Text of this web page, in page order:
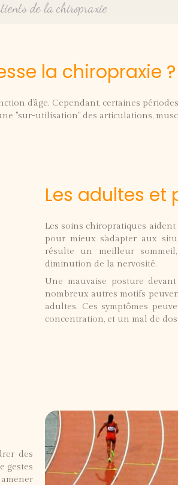
de la chiropraxie
la chiropraxie ?
d'âge. Cependant, certaines
"sur-utilisation" des articulations,
Les adultes et
Les soins chiropratiques
pour mieux s'adapter aux
résulte un meilleur
diminution de la nervosité.
Une mauvaise posture
nombreux autres motifs
adultes. Ces symptômes
concentration, et un mal de
des
gestes